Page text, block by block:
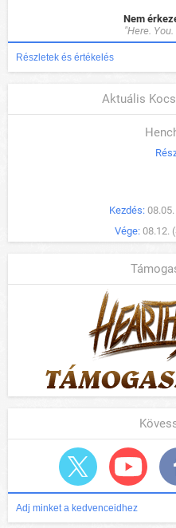
Nem
"Here.
Részletek és értékelés
Aktuális
Kezdés:
Vége: 08.12.
Adj minket a kedvenceidhez